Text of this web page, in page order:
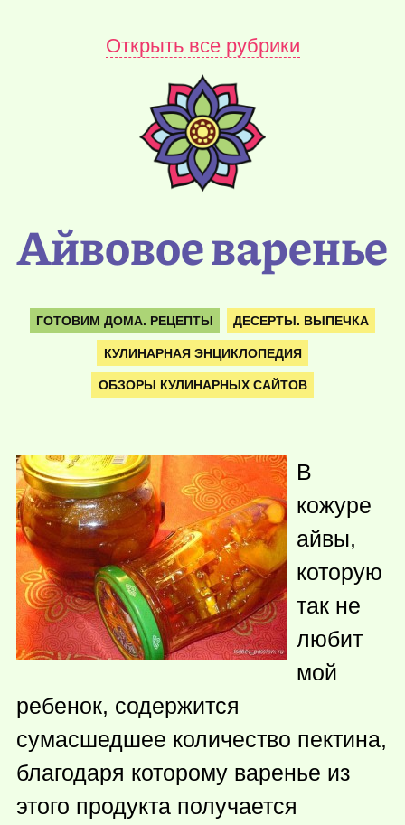
Открыть все рубрики
Айвовое варенье
ГОТОВИМ ДОМА. РЕЦЕПТЫ ДЕСЕРТЫ. ВЫПЕЧКА
КУЛИНАРНАЯ ЭНЦИКЛОПЕДИЯ
ОБЗОРЫ КУЛИНАРНЫХ САЙТОВ
В
кожуре
айвы,
которую
так не
любит
мой
ребенок, содержится
сумасшедшее количество пектина,
благодаря которому варенье из
этого продукта получается